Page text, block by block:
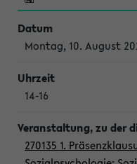
Montag, 10. August
14-16
270135 1.